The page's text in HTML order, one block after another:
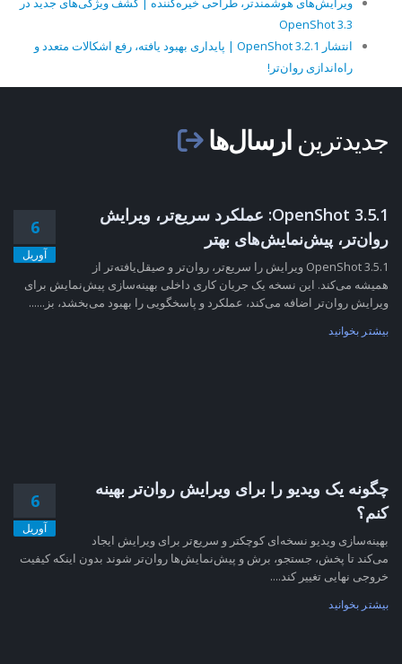
OpenShot 3.3
انتشار OpenShot 3.2.1 | پایداری بهبود یافته، رفع اشکالات متعدد و
راه‌اندازی روان‌تر!
جدیدترین ارسال‌ها
6
آوریل
OpenShot 3.5.1: عملکرد سریع‌تر، ویرایش
روان‌تر، پیش‌نمایش‌های بهتر
OpenShot 3.5.1 ویرایش را سریع‌تر، روان‌تر و صیقل‌یافته‌تر از
همیشه می‌کند. این نسخه یک جریان کاری داخلی بهینه‌سازی پیش‌نمایش برای
ویرایش روان‌تر اضافه می‌کند، عملکرد و پاسخگویی را بهبود می‌بخشد، بز......
بیشتر بخوانید
6
آوریل
چگونه یک ویدیو را برای ویرایش روان‌تر بهینه
کنم؟
بهینه‌سازی ویدیو نسخه‌ای کوچکتر و سریع‌تر برای ویرایش ایجاد
می‌کند تا پخش، جستجو، برش و پیش‌نمایش‌ها روان‌تر شوند بدون اینکه کیفیت
خروجی نهایی تغییر کند....
بیشتر بخوانید